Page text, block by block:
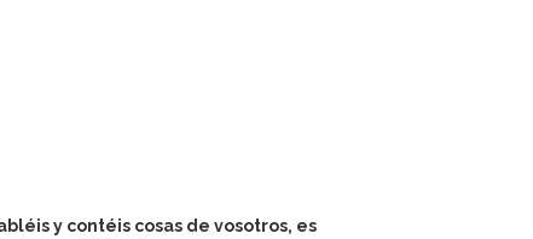
y contéis cosas de vosotros, es